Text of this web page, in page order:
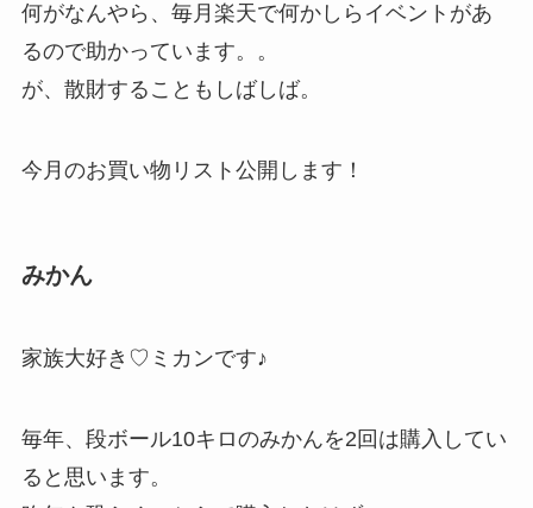
何がなんやら、毎月楽天で何かしらイベントがあ
るので助かっています。。
が、散財することもしばしば。
今月のお買い物リスト公開します！
みかん
家族大好き♡ミカンです♪
毎年、段ボール10キロのみかんを2回は購入してい
ると思います。